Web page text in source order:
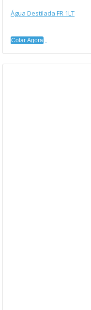
Água Destilada FR 1LT
Cotar Agora